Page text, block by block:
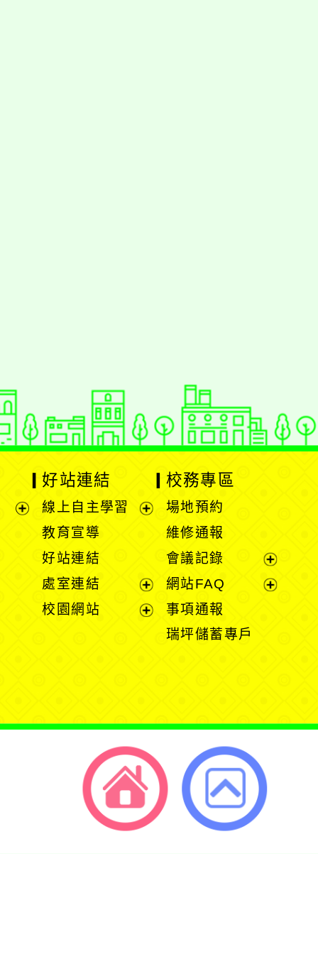
好站連結
線上自主學習
單
教育宣導
好站連結
處室連結
展
校園網站
校務專區
場地預約
維修通報
會議記錄
展
網站FAQ
事項通報
瑞坪儲蓄專戶